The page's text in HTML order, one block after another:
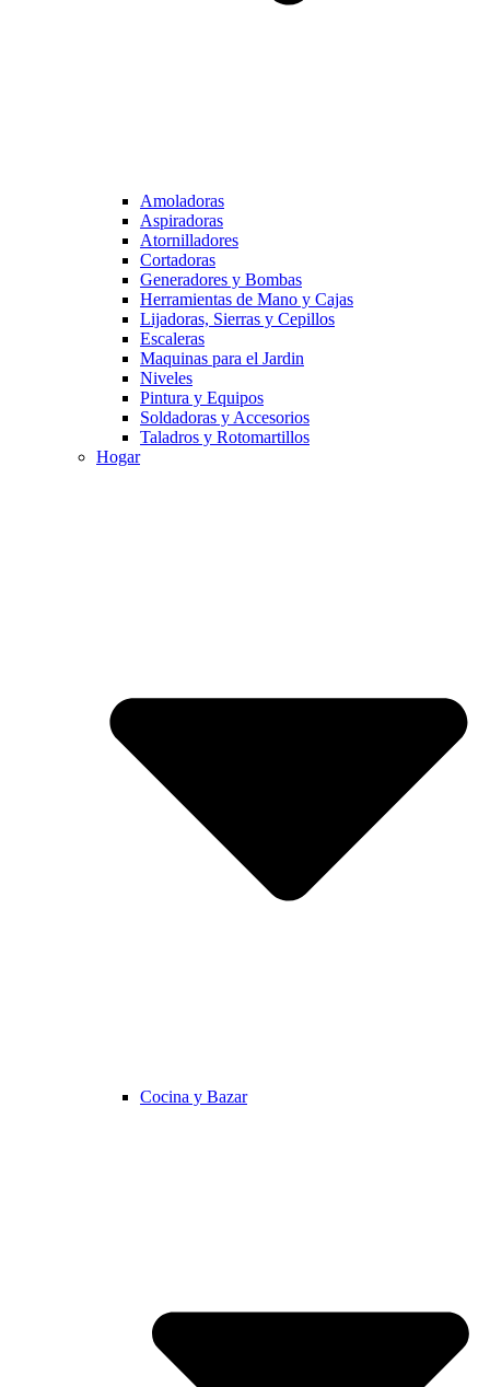
Amoladoras
Aspiradoras
Atornilladores
Cortadoras
Generadores y Bombas
Herramientas de Mano y Cajas
Lijadoras, Sierras y Cepillos
Escaleras
Maquinas para el Jardin
Niveles
Pintura y Equipos
Soldadoras y Accesorios
Taladros y Rotomartillos
Hogar
Cocina y Bazar